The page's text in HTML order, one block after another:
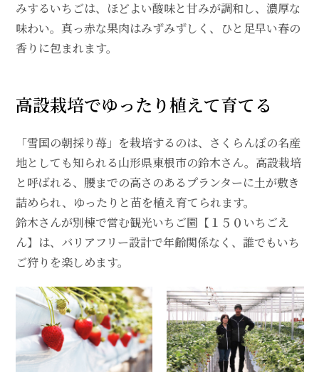
みするいちごは、ほどよい酸味と甘みが調和し、濃厚な
味わい。真っ赤な果肉はみずみずしく、ひと足早い春の
香りに包まれます。
高設栽培でゆったり植えて育てる
「雪国の朝採り苺」を栽培するのは、さくらんぼの名産
地としても知られる山形県東根市の鈴木さん。高設栽培
と呼ばれる、腰までの高さのあるプランターに土が敷き
詰められ、ゆったりと苗を植え育てられます。
鈴木さんが別棟で営む観光いちご園【１５０いちごえ
ん】は、バリアフリー設計で年齢関係なく、誰でもいち
ご狩りを楽しめます。